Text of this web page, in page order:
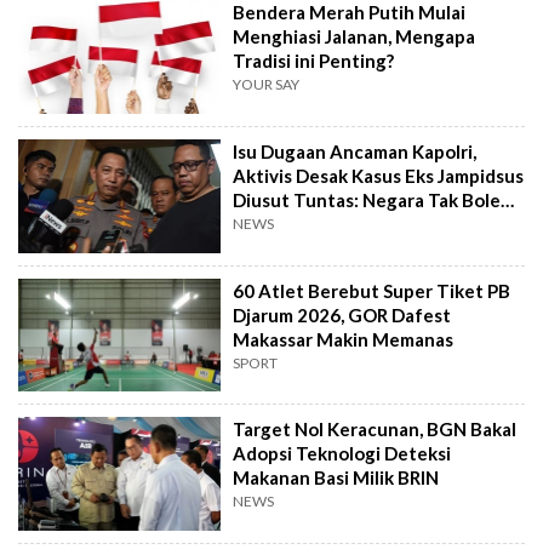
Bendera Merah Putih Mulai
Menghiasi Jalanan, Mengapa
Tradisi ini Penting?
YOUR SAY
Isu Dugaan Ancaman Kapolri,
Aktivis Desak Kasus Eks Jampidsus
Diusut Tuntas: Negara Tak Boleh
Kalah
NEWS
60 Atlet Berebut Super Tiket PB
Djarum 2026, GOR Dafest
Makassar Makin Memanas
SPORT
Target Nol Keracunan, BGN Bakal
Adopsi Teknologi Deteksi
Makanan Basi Milik BRIN
NEWS